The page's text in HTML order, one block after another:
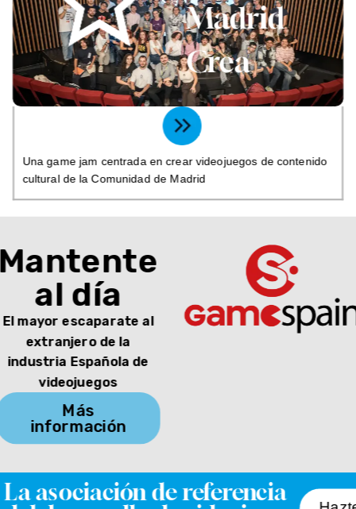
Madrid
Crea
Una game jam centrada en crear videojuegos de contenido
cultural de la Comunidad de Madrid
al día
El mayor escaparate al
extranjero de la
industria Española de
videojuegos
Más
información
La asociación de referencia